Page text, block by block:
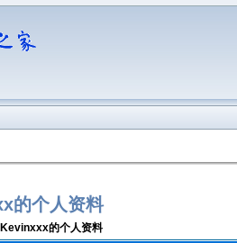
的个人资料
的个人资料